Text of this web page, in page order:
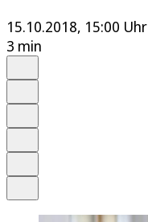
15.10.2018, 15:00 Uhr
3 min